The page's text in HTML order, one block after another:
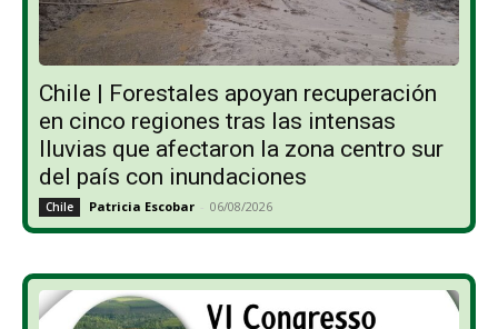
Chile | Forestales apoyan recuperación
en cinco regiones tras las intensas
lluvias que afectaron la zona centro sur
del país con inundaciones
Chile Patricia Escobar - 06/08/2026